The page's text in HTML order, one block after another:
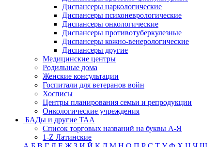
Диспансеры наркологические
Диспансеры психоневрологические
Диспансеры онкологические
Диспансеры противотуберкулезные
Диспансеры кожно-венерологические
Диспансеры другие
Медицинские центры
Родильные дома
Женские консультации
Госпитали для ветеранов войн
Хосписы
Центры планирования семьи и репродукции
Онкологические учреждения
БАДы и другие ТАА
Список торговых названий на буквы А-Я
1-Z Латинские